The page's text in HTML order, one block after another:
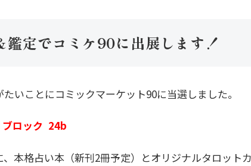
鑑定でコミケ90に出展します！
いことにコミックマーケット90に当選しました。
ロック 24b
、本格占い本（新刊2冊予定）とオリジナルタロット